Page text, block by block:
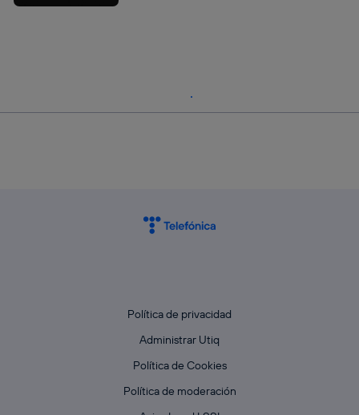
Política de privacidad
Administrar Utiq
Política de Cookies
Política de moderación